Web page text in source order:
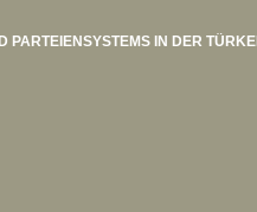
IN DER TÜRKEI